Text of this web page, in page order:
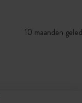
10 maanden